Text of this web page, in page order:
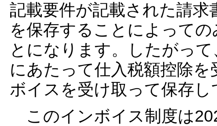
記載要件が記載された請
を保存することによって
とになります。したがっ
にあたって仕入税額控除
ボイスを受け取って保存
このインボイス制度は